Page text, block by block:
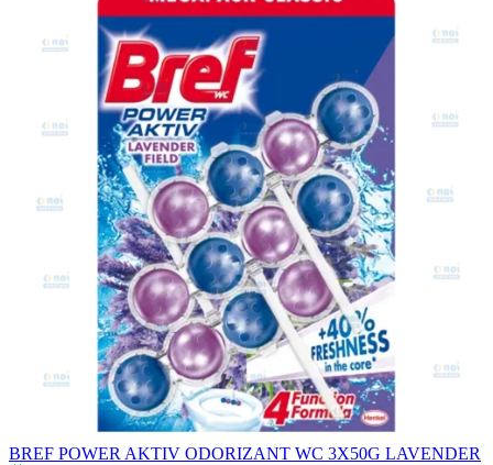
BREF POWER AKTIV ODORIZANT WC 3X50G LAVENDER